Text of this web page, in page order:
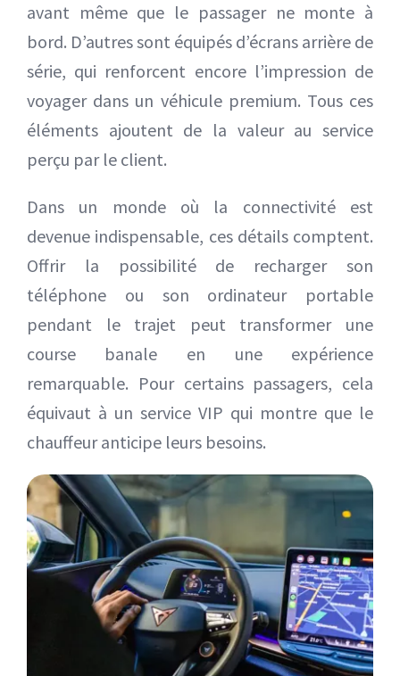
avant même que le passager ne monte à
bord. D’autres sont équipés d’écrans arrière de
série, qui renforcent encore l’impression de
voyager dans un véhicule premium. Tous ces
éléments ajoutent de la valeur au service
perçu par le client.
Dans un monde où la connectivité est
devenue indispensable, ces détails comptent.
Offrir la possibilité de recharger son
téléphone ou son ordinateur portable
pendant le trajet peut transformer une
course banale en une expérience
remarquable. Pour certains passagers, cela
équivaut à un service VIP qui montre que le
chauffeur anticipe leurs besoins.